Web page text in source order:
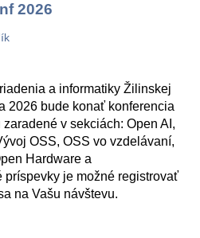
2026
a informatiky Žilinskej
2026 bude konať konferencia
v sekciách: Open AI,
OSS, OSS vo vzdelávaní,
Hardware a
príspevky je možné registrovať
na Vašu návštevu.